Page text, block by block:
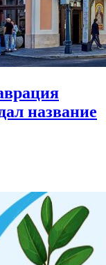
название